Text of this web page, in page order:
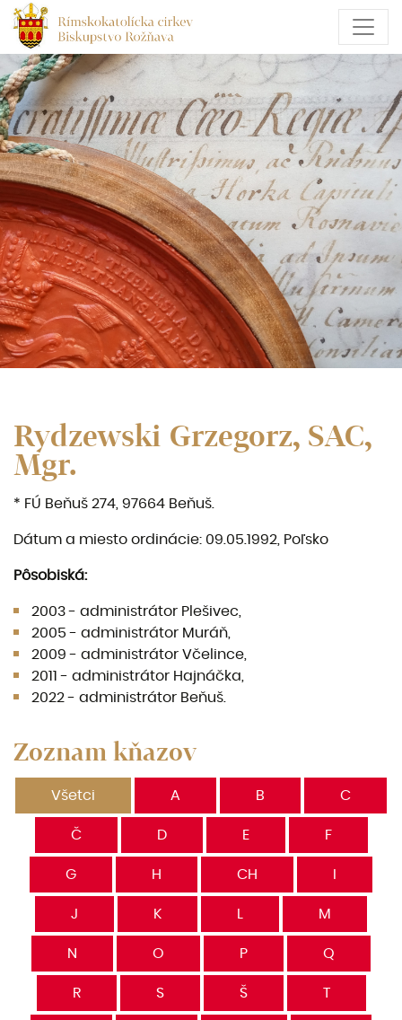
Rydzewski Grzegorz, SAC,
Mgr.
* FÚ Beňuš 274, 97664 Beňuš.
Dátum a miesto ordinácie: 09.05.1992, Poľsko
Pôsobiská:
2003 - admi­nistrátor Plešivec,
2005 - administrátor Muráň,
2009 - administrátor Včelince,
2011 - administrátor Hajnáčka,
2022 - administrátor Beňuš.
Zoznam kňazov
Všetci A B C
Č D E F
G H CH
J K M
N O P Q
R S Š T